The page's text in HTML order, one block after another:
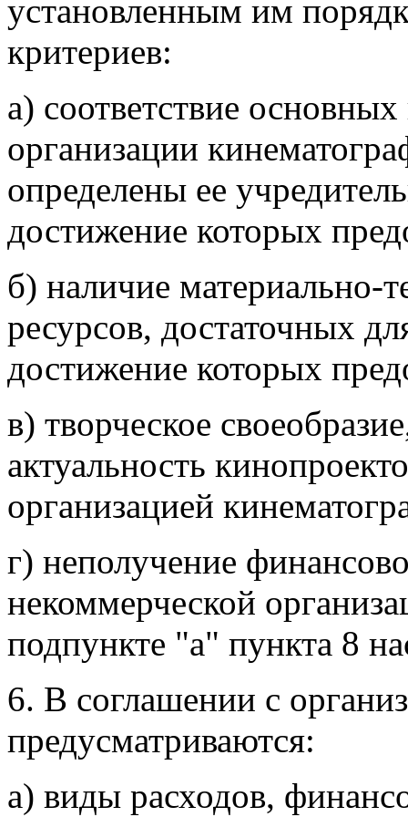
установленным им
критериев:
а) соответствие
организации
определены ее
достижение которых
б) наличие материально-
ресурсов, достаточных
достижение которых
в) творческое
актуальность
организацией
г) неполучение
некоммерческой
подпункте "а" пункта 8
6. В соглашении с
предусматриваются:
а) виды расходов,